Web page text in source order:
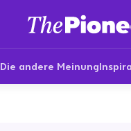
Die andere Meinung